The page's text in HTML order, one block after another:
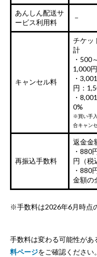
あんしん配送サ
ービス利用料
－
キャンセル料
チケッ
計
・500
1,000円
・
円：
・
0%
※買い手
合キャン
再振込手数料
返金金
・880
円（税
・880
金額の
※手数料は2026年6月時点
手数料は変わる可能性があ
料ページをご確認ください。